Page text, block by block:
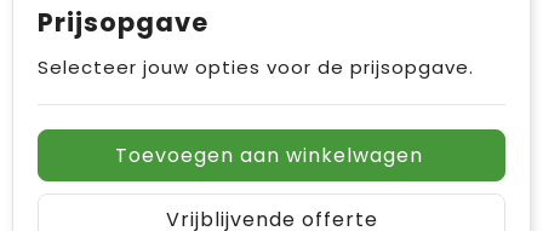
Prijsopgave
Selecteer jouw opties voor de prijsopgave.
Toevoegen aan winkelwagen
Vrijblijvende offerte